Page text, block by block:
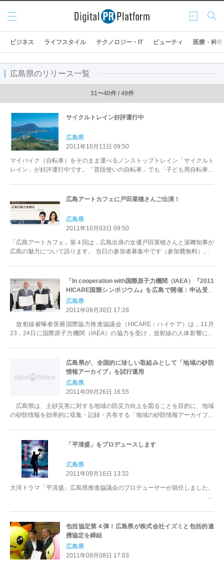
ログ
イン
検索
メニ
ュー
ビジネス ライフスタイル テクノロジー・IT ビューティ 医療・科学
広島県のリリース一覧
31〜40件 / 49件
サイクルトレイン好評運行中
広島県
2011年10月11日 09:50
マイバイク（自転車）をそのまま運べるノンストップトレイン「サイクルト
レイン」が好評運行中です。「普段使いの自転車」でも「子ども用自転車」
広島アートカフェに戸田菜穂さんご出演！
広島県
2011年10月03日 09:50
「広島アートカフェ」第４回は，広島出身の女優戸田菜穂さんと湯﨑知事が
広島の魅力について語ります。 当日の参加者募集中です（参加費無料）。
「In cooperation with国際原子力機関（IAEA）『2011
HICARE国際シンポジウム』を広島で開催：申込受付
を９月20日から開始
広島県
2011年09月30日 17:28
放射線被曝者医療国際協力推進協議会（HICARE：ハイケア）は，11月
23，24日に国際原子力機関（IAEA）の協力を受け，放射線の人体影響に関
広島県が、全国的に珍しい取組みとして「地域の砂防
情報アーカイブ」を試行運用
広島県
2011年09月26日 16:55
広島県は、土砂災害に対する地域の防災力向上を図ることを目的に、地域
の砂防情報を効率的に収集・記録・共有する「地域の砂防情報アーカイブ」
「平清盛」をプロデュースします
広島県
2011年09月16日 13:32
大河ドラマ「平清盛」広島県推進協議会のプロデューサーが就任しました。
包括協定第４弾！広島県が株式会社イズミと包括的連
携協定を締結
広島県
2011年09月08日 17:03